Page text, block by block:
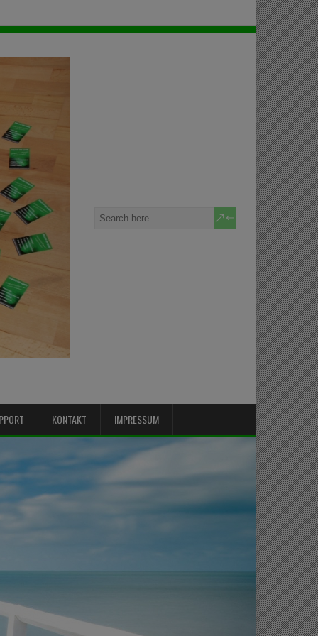
KONTAKT IMPRESSUM